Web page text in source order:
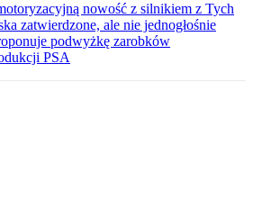
nowość z silnikiem z Tych
zatwierdzone, ale nie jednogłośnie
podwyżkę zarobków
PSA